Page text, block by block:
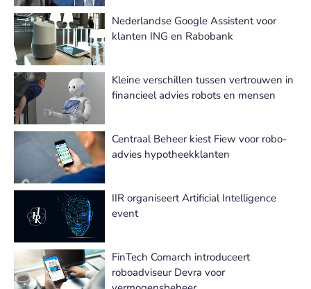
Nederlandse Google Assistent voor
klanten ING en Rabobank
Kleine verschillen tussen vertrouwen in
financieel advies robots en mensen
Centraal Beheer kiest Fiew voor robo-
advies hypotheekklanten
IIR organiseert Artificial Intelligence
event
FinTech Comarch introduceert
roboadviseur Devra voor